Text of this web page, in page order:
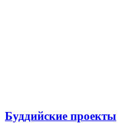
Буддийские проекты